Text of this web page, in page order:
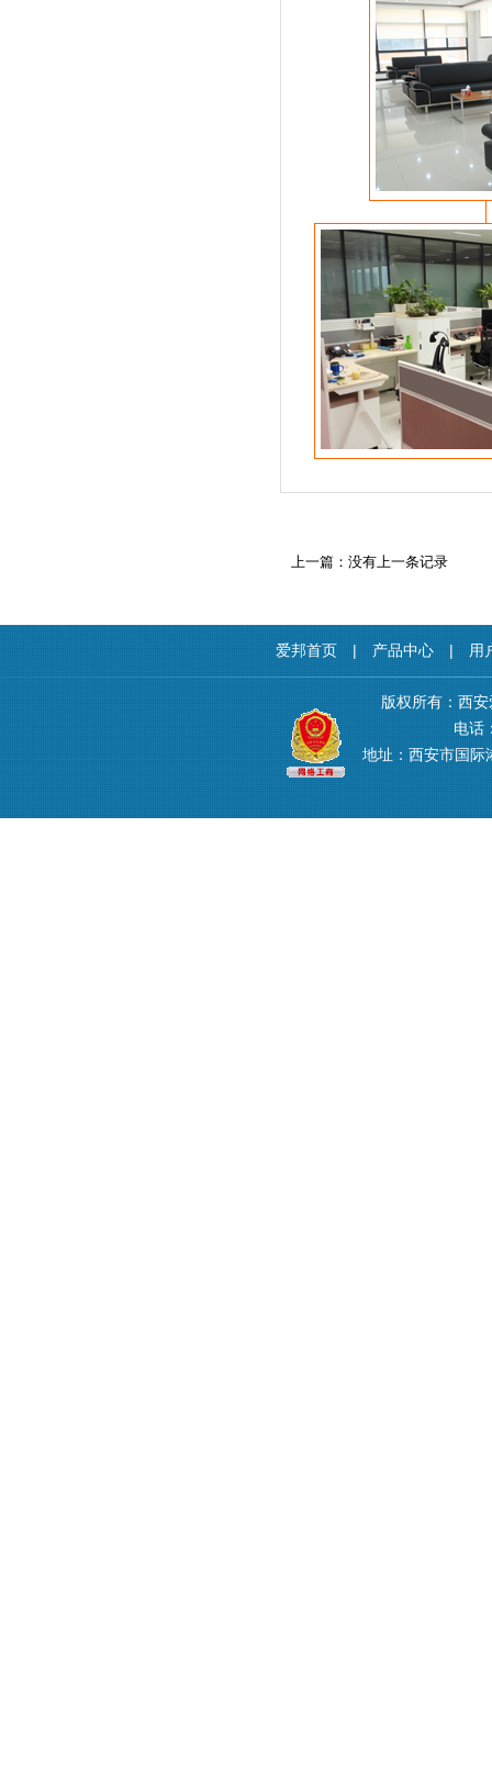
上一篇：没有上一条记录
爱邦首页 | 产品中心 | 用
版权所有：西
电话
地址：西安市国际